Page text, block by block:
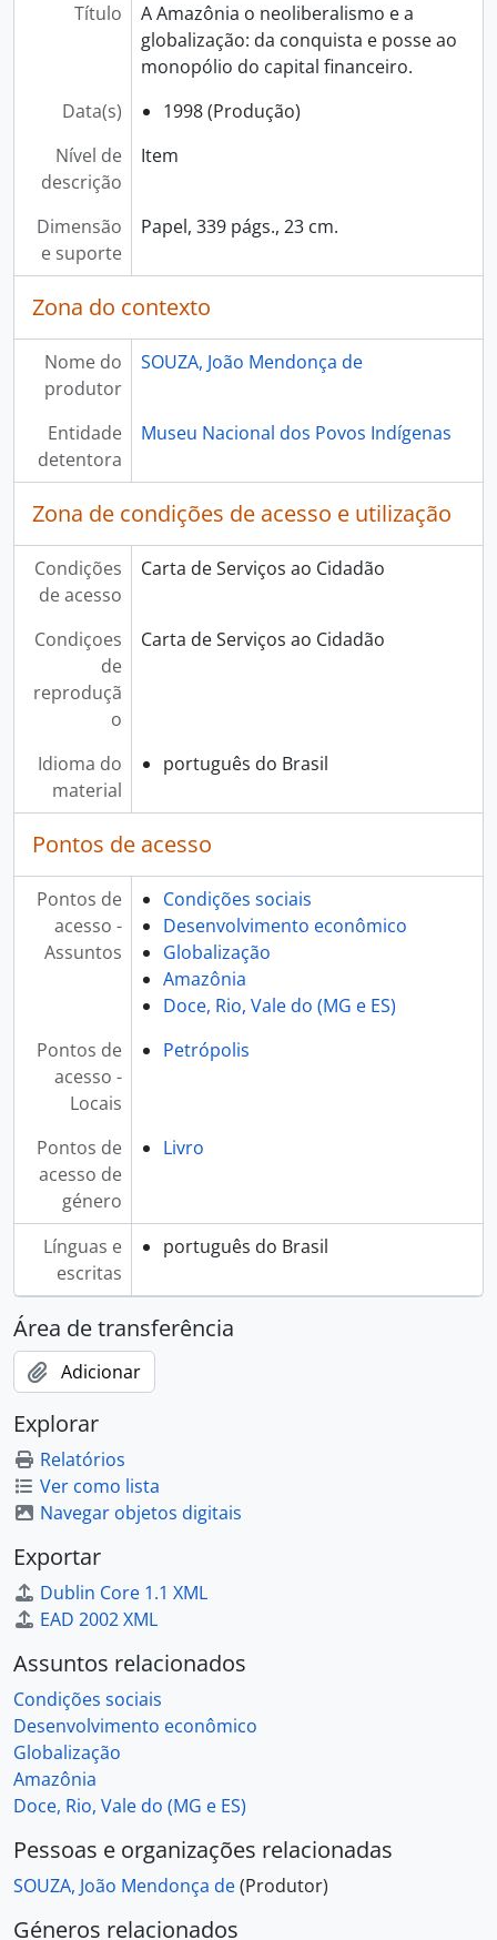
Título
A Amazônia o neoliberalismo e a
globalização: da conquista e posse ao
monopólio do capital financeiro.
Data(s)
1998 (Produção)
Nível de
descrição
Item
Dimensão
e suporte
Papel, 339 págs., 23 cm.
Zona do contexto
Nome do
produtor
SOUZA, João Mendonça de
Entidade
detentora
Museu Nacional dos Povos Indígenas
Zona de condições de acesso e utilização
Condições
de acesso
Carta de Serviços ao Cidadão
Condiçoes
de
reproduçã
o
Carta de Serviços ao Cidadão
Idioma do
material
português do Brasil
Pontos de acesso
Pontos de
acesso -
Assuntos
Condições sociais
Desenvolvimento econômico
Globalização
Amazônia
Doce, Rio, Vale do (MG e ES)
Pontos de
acesso -
Locais
Petrópolis
Pontos de
acesso de
género
Livro
Línguas e
escritas
português do Brasil
Área de transferência
Adicionar
Explorar
Relatórios
Ver como lista
Navegar objetos digitais
Exportar
Dublin Core 1.1 XML
EAD 2002 XML
Assuntos relacionados
Condições sociais
Desenvolvimento econômico
Globalização
Amazônia
Doce, Rio, Vale do (MG e ES)
Pessoas e organizações relacionadas
SOUZA, João Mendonça de(Produtor)
Géneros relacionados